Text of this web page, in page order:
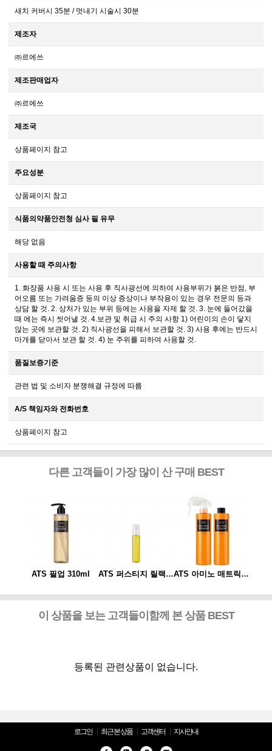
새치 커버시 35분 / 멋내기 시술시 30분
제조자
㈜르에쓰
제조판매업자
㈜르에쓰
제조국
상품페이지 참고
주요성분
상품페이지 참고
식품의약품안전청 심사 필 유무
해당 없음
사용할 때 주의사항
1. 화장품 사용 시 또는 사용 후 직사광선에 의하여 사용부위가 붉은 반점, 부
어오름 또는 가려움증 등의 이상 증상이나 부작용이 있는 경우 전문의 등과
상담 할 것. 2. 상처가 있는 부위 등에는 사용을 자제 할 것. 3. 눈에 들어갔을
때 에는 즉시 씻어낼 것. 4.보관 및 취급 시 주의 사항 1) 어린이의 손이 닿지
않는 곳에 보관할 것. 2) 직사광선을 피해서 보관할 것. 3) 사용 후에는 반드시
마개를 닫아서 보관 할 것. 4) 눈 주위를 피하여 사용할 것.
품질보증기준
관련 법 및 소비자 분쟁해결 규정에 따름
A/S 책임자와 전화번호
상품페이지 참고
다른 고객들이 가장 많이 산 구매 BEST
ATS 필업 310ml ATS 퍼스티지 릴랙싱 스파오일 10ml ATS 아미노 매트릭스 310ml*2개 세트(스프레이 동봉)
이 상품을 보는 고객들이함께 본 상품 BEST
등록된 관련상품이 없습니다.
로그인 최근 본 상품 고객센터 지사안내